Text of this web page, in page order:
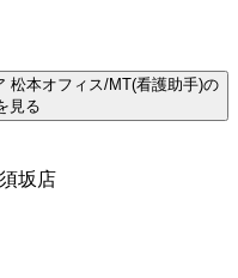
松本オフィス/MT(看護助手)の
見る
坂店